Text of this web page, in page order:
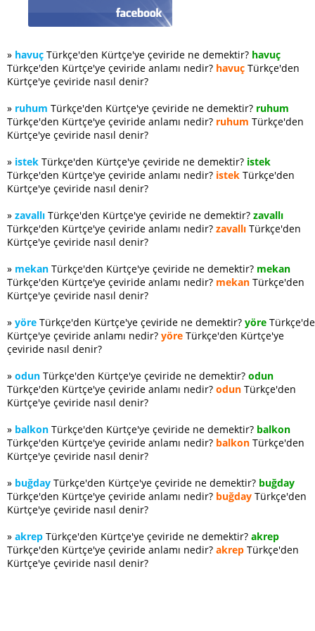
» havuç Türkçe'den Kürtçe'ye çeviride ne demektir? havuç
Türkçe'den Kürtçe'ye çeviride anlamı nedir? havuç Türkçe'den
Kürtçe'ye çeviride nasıl denir?
» ruhum Türkçe'den Kürtçe'ye çeviride ne demektir? ruhum
Türkçe'den Kürtçe'ye çeviride anlamı nedir? ruhum Türkçe'den
Kürtçe'ye çeviride nasıl denir?
» istek Türkçe'den Kürtçe'ye çeviride ne demektir? istek
Türkçe'den Kürtçe'ye çeviride anlamı nedir? istek Türkçe'den
Kürtçe'ye çeviride nasıl denir?
» zavallı Türkçe'den Kürtçe'ye çeviride ne demektir? zavallı
Türkçe'den Kürtçe'ye çeviride anlamı nedir? zavallı Türkçe'den
Kürtçe'ye çeviride nasıl denir?
» mekan Türkçe'den Kürtçe'ye çeviride ne demektir? mekan
Türkçe'den Kürtçe'ye çeviride anlamı nedir? mekan Türkçe'den
Kürtçe'ye çeviride nasıl denir?
» yöre Türkçe'den Kürtçe'ye çeviride ne demektir? yöre
Kürtçe'ye çeviride anlamı nedir? yöre Türkçe'den Kürtçe'ye
çeviride nasıl denir?
» odun Türkçe'den Kürtçe'ye çeviride ne demektir? odun
Türkçe'den Kürtçe'ye çeviride anlamı nedir? odun Türkçe'den
Kürtçe'ye çeviride nasıl denir?
» balkon Türkçe'den Kürtçe'ye çeviride ne demektir? balkon
Türkçe'den Kürtçe'ye çeviride anlamı nedir? balkon Türkçe'den
Kürtçe'ye çeviride nasıl denir?
» buğday Türkçe'den Kürtçe'ye çeviride ne demektir? buğday
Türkçe'den Kürtçe'ye çeviride anlamı nedir? buğday Türkçe'den
Kürtçe'ye çeviride nasıl denir?
» akrep Türkçe'den Kürtçe'ye çeviride ne demektir? akrep
Türkçe'den Kürtçe'ye çeviride anlamı nedir? akrep Türkçe'den
Kürtçe'ye çeviride nasıl denir?